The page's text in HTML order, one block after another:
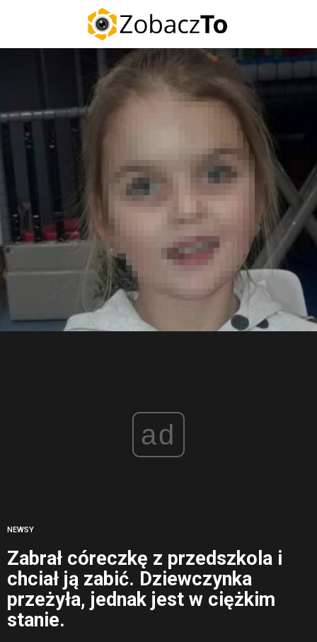
ad
NEWSY
Zabrał córeczkę z przedszkola i
chciał ją zabić. Dziewczynka
przeżyła, jednak jest w ciężkim
stanie.